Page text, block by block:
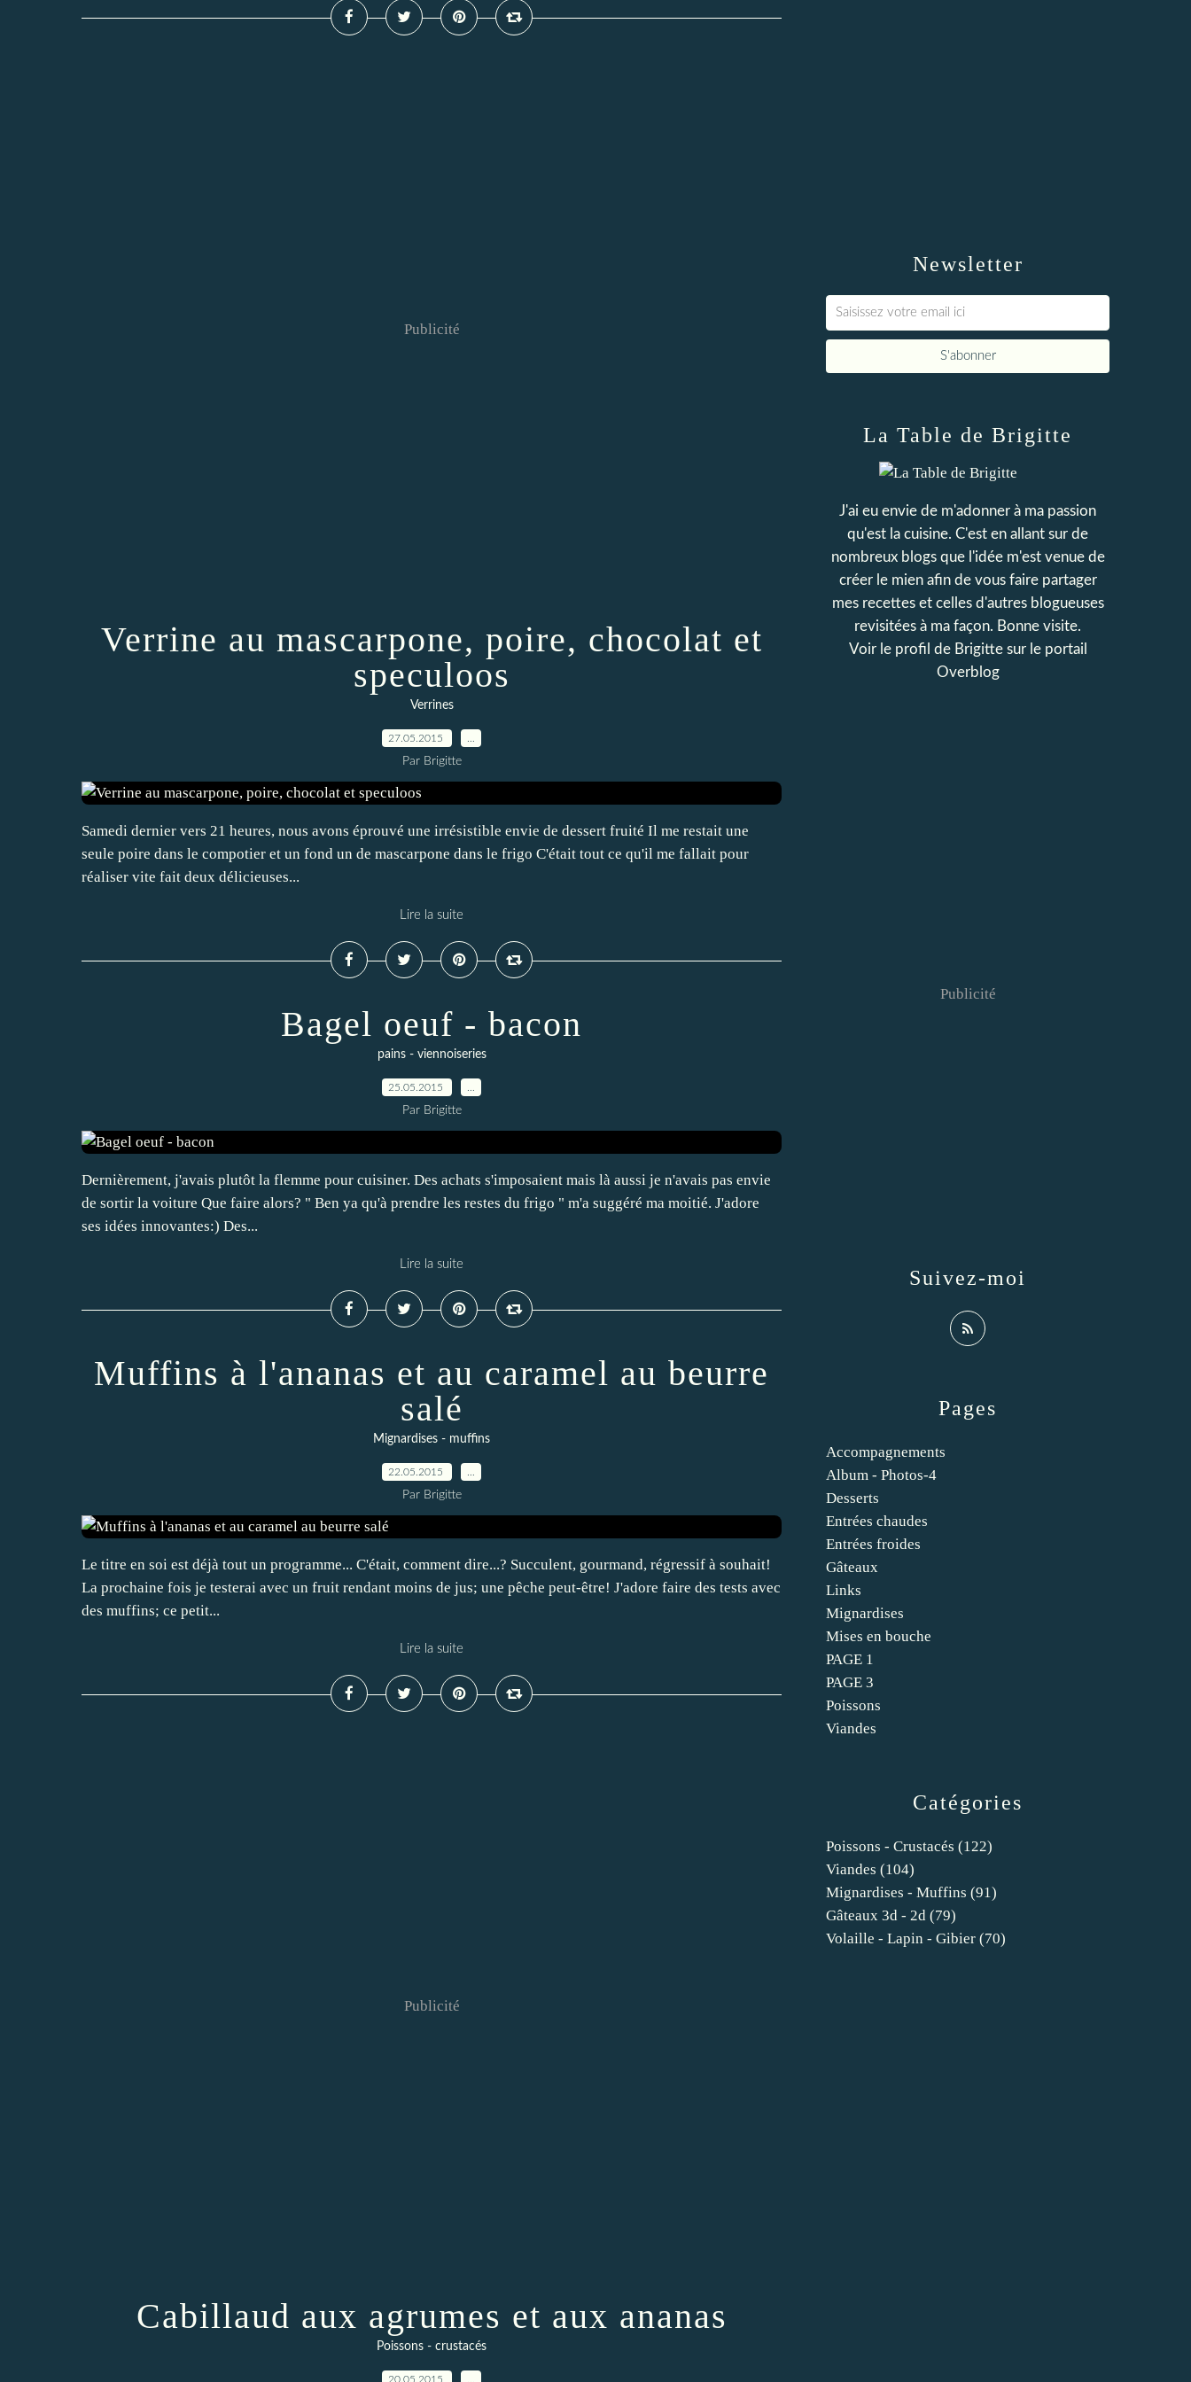
Publicité
Verrine au mascarpone, poire, chocolat et
speculoos
Verrines
27.05.2015
Par Brigitte
Samedi dernier vers 21 heures, nous avons éprouvé une irrésistible envie de dessert fruité Il me restait une
seule poire dans le compotier et un fond un de mascarpone dans le frigo C'était tout ce qu'il me fallait pour
réaliser vite fait deux délicieuses...
Lire la suite
Bagel oeuf - bacon
pains - viennoiseries
25.05.2015
Par Brigitte
Dernièrement, j'avais plutôt la flemme pour cuisiner. Des achats s'imposaient mais là aussi je n'avais pas envie
de sortir la voiture Que faire alors? " Ben ya qu'à prendre les restes du frigo " m'a suggéré ma moitié. J'adore
ses idées innovantes:) Des...
Lire la suite
Muffins à l'ananas et au caramel au beurre
salé
Mignardises - muffins
22.05.2015
Par Brigitte
Le titre en soi est déjà tout un programme... C'était, comment dire...? Succulent, gourmand, régressif à souhait!
La prochaine fois je testerai avec un fruit rendant moins de jus; une pêche peut-être! J'adore faire des tests avec
des muffins; ce petit...
Lire la suite
Publicité
Cabillaud aux agrumes et aux ananas
Poissons - crustacés
20.05.2015
Newsletter
Catégories
Poissons - Crustacés (122)
Viandes (104)
Mignardises - Muffins (91)
Gâteaux 3d - 2d (79)
Volaille - Lapin - Gibier (70)
Pages
Accompagnements
Album - Photos-4
Desserts
Entrées chaudes
Entrées froides
Gâteaux
Links
Mignardises
Mises en bouche
PAGE 1
PAGE 3
Poissons
Viandes
La Table de Brigitte
J'ai eu envie de m'adonner à ma passion
qu'est la cuisine. C'est en allant sur de
nombreux blogs que l'idée m'est venue de
créer le mien afin de vous faire partager
mes recettes et celles d'autres blogueuses
revisitées à ma façon. Bonne visite.
Voir le profil de Brigittesur le portail
Overblog
Suivez-moi
Publicité